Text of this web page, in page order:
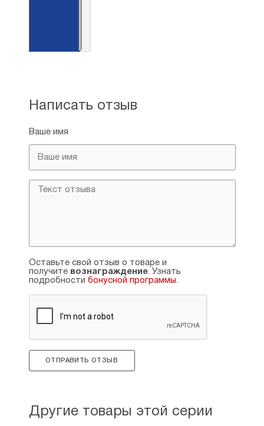
Написать отзыв
Ваше имя
Оставьте свой отзыв о товаре и
получите вознаграждение. Узнать
подробности бонусной программы.
ОТПРАВИТЬ ОТЗЫВ
Другие товары этой серии